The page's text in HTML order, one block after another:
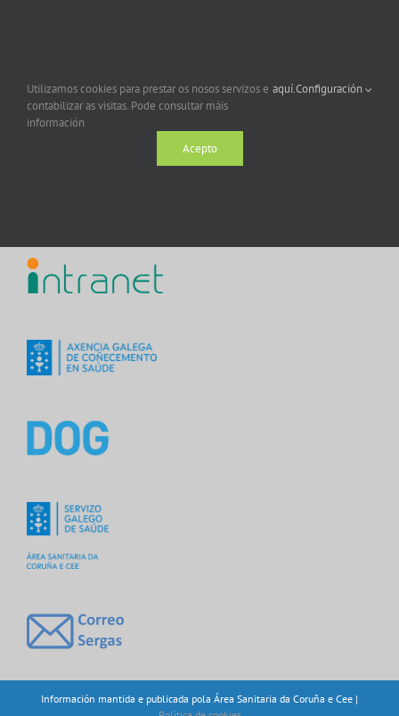
Información mantida e publicada pola Área Sanitaria da Coruña e Cee |
Utilizamos cookies para prestar os nosos servizos e
contabilizar as visitas. Pode consultar máis
información
aquí.Configuración
Acepto